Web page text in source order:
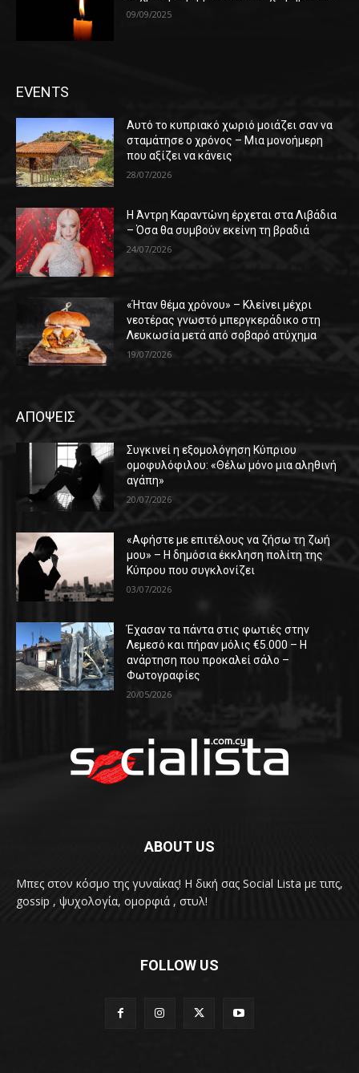
09/09/2025
EVENTS
Αυτό το κυπριακό χωριό μοιάζει σαν να
σταμάτησε ο χρόνος – Μια μονοήμερη
που αξίζει να κάνεις
28/07/2026
Η Άντρη Καραντώνη έρχεται στα Λιβάδια
– Όσα θα συμβούν εκείνη τη βραδιά
24/07/2026
«Ήταν θέμα χρόνου» – Κλείνει μέχρι
νεοτέρας γνωστό μπεργκεράδικο στη
Λευκωσία μετά από σοβαρό ατύχημα
19/07/2026
ΑΠΟΨΕΙΣ
Συγκινεί η εξομολόγηση Κύπριου
ομοφυλόφιλου: «Θέλω μόνο μια αληθινή
αγάπη»
20/07/2026
«Αφήστε με επιτέλους να ζήσω τη ζωή
μου» – Η δημόσια έκκληση πολίτη της
Κύπρου που συγκλονίζει
03/07/2026
Έχασαν τα πάντα στις φωτιές στην
Λεμεσό και πήραν μόλις €5.000 – Η
ανάρτηση που προκαλεί σάλο –
Φωτογραφίες
20/05/2026
ABOUT US
Μπες στον κόσμο της γυναίκας! H δική σας Social Lista με τιπς,
gossip , ψυχολογία, ομορφιά , στυλ!
FOLLOW US